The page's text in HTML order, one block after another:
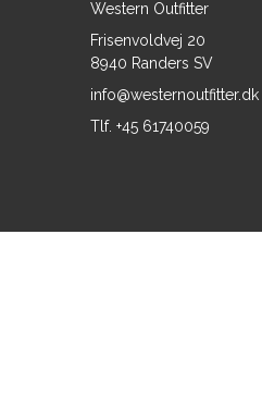
Western Outfitter
Frisenvoldvej 20
8940 Randers SV
info@westernoutfitter.dk
Tlf.+45 61740059